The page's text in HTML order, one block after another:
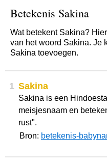
Betekenis Sakina
Wat betekent Sakina?
van het woord Sakina. Je
Sakina toevoegen.
1 Sakina
Sakina is een
meisjesnaam en
rust".
Bron: betekenis-